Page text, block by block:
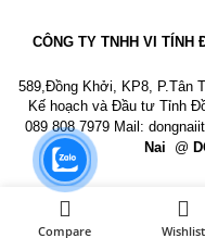
CÔNG TY TNHH VI TÍNH
589,Đồng Khởi, KP8, P.Tân
Kế hoạch và Đầu tư Tỉnh
089 808 7979 Mail:
Nai @
Compare Wishlist